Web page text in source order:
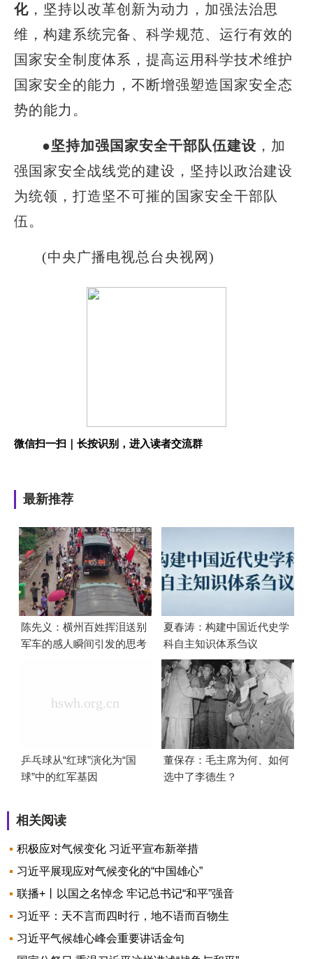
化 ，坚持以改革创新为动力，加强法治思
维，构建系统完备、科学规范、运行有效的
国家安全制度体系，提高运用科学技术维护
国家安全的能力，不断增强塑造国家安全态
势的能力。
●坚持加强国家安全干部队伍建设 ，加
强国家安全战线党的建设，坚持以政治建设
为统领，打造坚不可摧的国家安全干部队
伍。
(中央广播电视总台央视网)
微信扫一扫｜长按识别，进入读者交流群
最新推荐
陈先义：横州百姓挥泪送别
军车的感人瞬间引发的思考
夏春涛：构建中国近代史学
科自主知识体系刍议
乒乓球从“红球”演化为“国
球”中的红军基因
董保存：毛主席为何、如何
选中了李德生？
相关阅读
积极应对气候变化 习近平宣布新举措
习近平展现应对气候变化的“中国雄心”
联播+丨以国之名悼念 牢记总书记“和平”强音
习近平：天不言而四时行，地不语而百物生
习近平气候雄心峰会重要讲话金句